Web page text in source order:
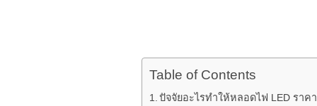
Table of Contents
ปัจจัยอะไรทำให้หลอดไฟ LED ราค